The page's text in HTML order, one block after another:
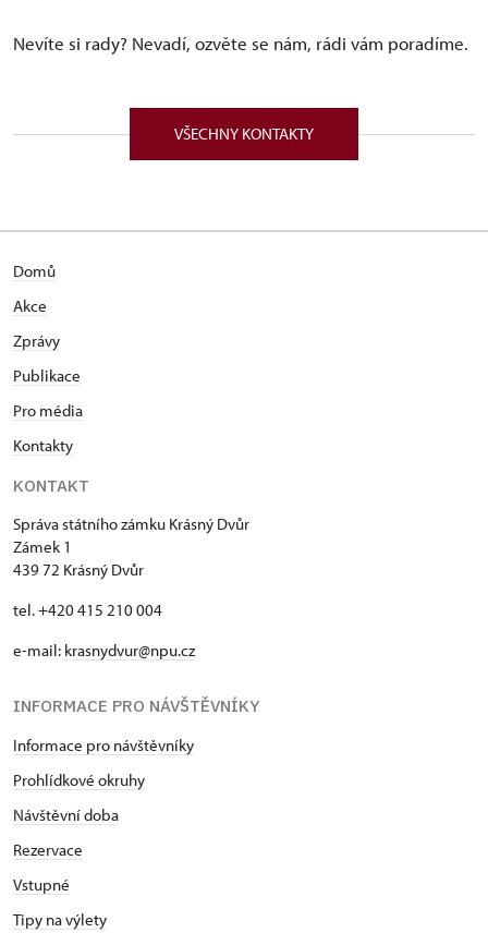
Nevíte si rady? Nevadí, ozvěte se nám, rádi vám poradíme.
VŠECHNY KONTAKTY
Domů
Akce
Zprávy
Publikace
Pro média
Kontakty
KONTAKT
Správa státního zámku Krásný Dvůr
Zámek 1
439 72 Krásný Dvůr
tel. +420 415 210 004
e-mail: krasnydvur@npu.cz
INFORMACE PRO NÁVŠTĚVNÍKY
Informace pro návštěvníky
Prohlídkové okruhy
Návštěvní doba
Rezervace
Vstupné
Tipy na výlety